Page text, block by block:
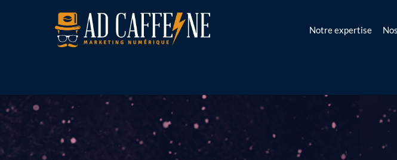
Notre expertise